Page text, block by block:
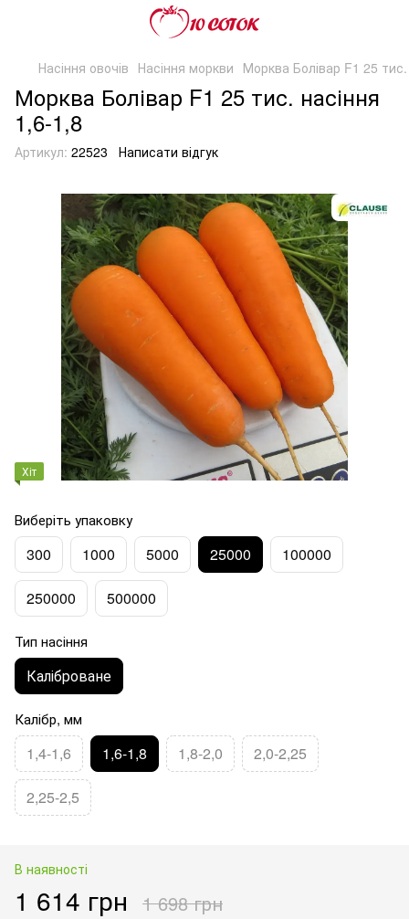
Насіння овочів Насіння моркви Морква Болівар F1 25
Морква Болівар F1 25 тис. насіння
1,6-1,8
Артикул: 22523 Написати відгук
Хіт
Виберіть упаковку
300 1000 5000 25000 100000
250000 500000
Тип насіння
Каліброване
Калібр, мм
1,4-1,6 1,6-1,8 1,8-2,0 2,0-2,25
2,25-2,5
В наявності
1 614 грн 1 698 грн